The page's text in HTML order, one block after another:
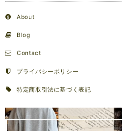
About
Blog
Contact
プライバシーポリシー
特定商取引法に基づく表記